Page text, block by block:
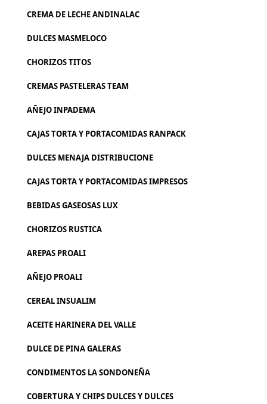
CREMA DE LECHE ANDINALAC
DULCES MASMELOCO
CHORIZOS TITOS
CREMAS PASTELERAS TEAM
AÑEJO INPADEMA
CAJAS TORTA Y PORTACOMIDAS RANPACK
DULCES MENAJA DISTRIBUCIONE
CAJAS TORTA Y PORTACOMIDAS IMPRESOS
BEBIDAS GASEOSAS LUX
CHORIZOS RUSTICA
AREPAS PROALI
AÑEJO PROALI
CEREAL INSUALIM
ACEITE HARINERA DEL VALLE
DULCE DE PINA GALERAS
CONDIMENTOS LA SONDONEÑA
COBERTURA Y CHIPS DULCES Y DULCES